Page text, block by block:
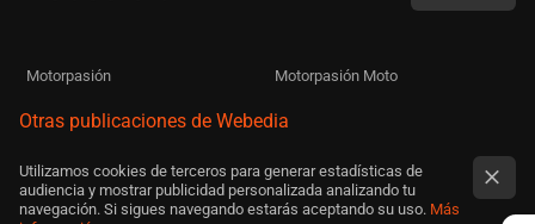
Motorpasión Motorpasión Moto
Otras publicaciones de Webedia
Utilizamos cookies de terceros para generar estadísticas de
audiencia y mostrar publicidad personalizada analizando tu
navegación. Si sigues navegando estarás aceptando su uso. Más